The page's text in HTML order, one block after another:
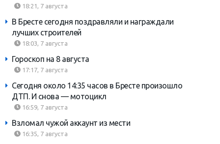
18:21, 7 августа
В Бресте сегодня поздравляли и награждали
лучших строителей
18:03, 7 августа
Гороскоп на 8 августа
17:17, 7 августа
Сегодня около 14:35 часов в Бресте произошло
ДТП. И снова — мотоцикл
16:59, 7 августа
Взломал чужой аккаунт из мести
16:35, 7 августа